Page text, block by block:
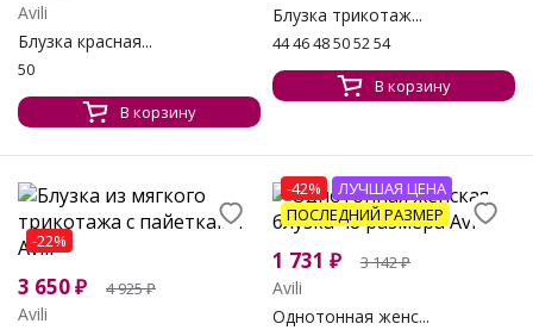
Avili
Блузка красная...
50
В корзину
Блузка трикотаж...
44 46 48 50 52 54
В корзину
-22%
3 650₽ 4 925₽
Avili
-42%
ЛУЧШАЯ ЦЕНА
ПОСЛЕДНИЙ РАЗМЕР
1 731 ₽ 3 142₽
Avili
Однотонная женс...